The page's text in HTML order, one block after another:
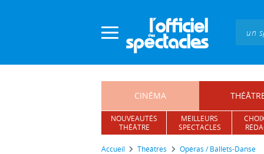
CINÉMA
NOUVEAUTÉS
THÉÂTRE
MEILLEURS
SPECTACLES
Accueil Théâtres Opéras / Ballets-Danse